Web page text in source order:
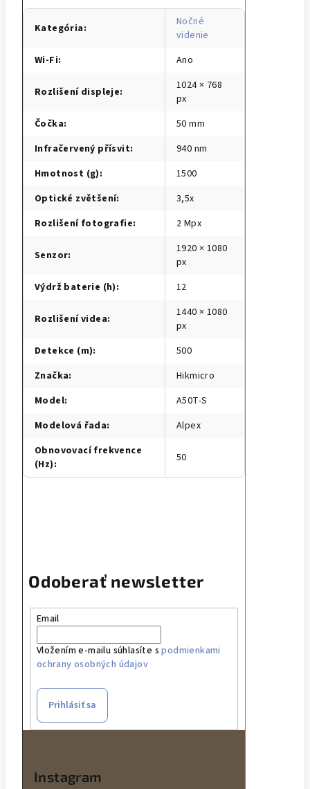
Kategória:
Nočné
videnie
Wi-Fi: Ano
Rozlišení displeje:
1024 × 768
px
Čočka:
50 mm
Infračervený přísvit:
940 nm
Hmotnost (g):
1500
Optické zvětšení:
3,5x
Rozlišení fotografie: 2 Mpx
Senzor:
1920 × 1080
px
Výdrž baterie (h): 12
Rozlišení videa:
1440 × 1080
px
Detekce (m):
500
Značka:
Hikmicro
Model:
A50T-S
Modelová řada:
Alpex
Obnovovací frekvence
(Hz): 50
Odoberať newsletter
Email
Vložením e-mailu súhlasíte spodmienkami
ochrany osobných údajov
Prihlásiť sa
Instagram